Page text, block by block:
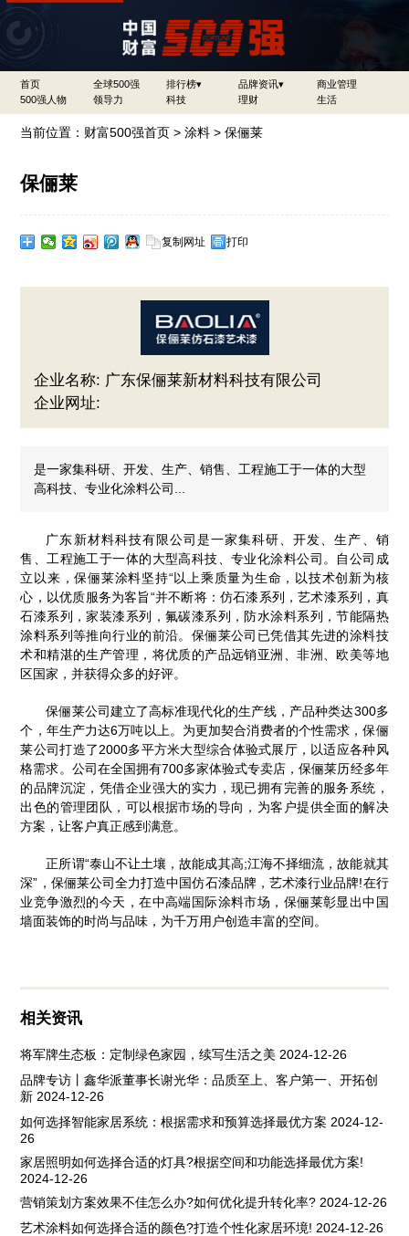
首页 全球500强 排行榜▾ 品牌资讯▾
商业管理
500强人物
领导力 科技 理财 生活
当前位置： 财富500强首页 >涂料 > 保俪莱
保俪莱
复制网址 打印
企业名称: 广东保俪莱新材料科技有限公司
企业网址:
是一家集科研、开发、生产、销售、工程施工于一体的大型
高科技、专业化涂料公司...
广东新材料科技有限公司是一家集科研、开发、生产、销
售、工程施工于一体的大型高科技、专业化涂料公司。自公司成
立以来，保俪莱涂料坚持“以上乘质量为生命，以技术创新为核
心，以优质服务为客旨“并不断将：仿石漆系列，艺术漆系列，真
石漆系列，家装漆系列，氟碳漆系列，防水涂料系列，节能隔热
涂料系列等推向行业的前沿。保俪莱公司已凭借其先进的涂料技
术和精湛的生产管理，将优质的产品远销亚洲、非洲、欧美等地
区国家，并获得众多的好评。
保俪莱公司建立了高标准现代化的生产线，产品种类达300多
个，年生产力达6万吨以上。为更加契合消费者的个性需求，保俪
莱公司打造了2000多平方米大型综合体验式展厅，以适应各种风
格需求。公司在全国拥有700多家体验式专卖店，保俪莱历经多年
的品牌沉淀，凭借企业强大的实力，现已拥有完善的服务系统，
出色的管理团队，可以根据市场的导向，为客户提供全面的解决
方案，让客户真正感到满意。
正所谓“泰山不让土壤，故能成其高;江海不择细流，故能就其
深”，保俪莱公司全力打造中国仿石漆品牌，艺术漆行业品牌!在行
业竞争激烈的今天，在中高端国际涂料市场，保俪莱彰显出中国
墙面装饰的时尚与品味，为千万用户创造丰富的空间。
相关资讯
将军牌生态板：定制绿色家园，续写生活之美 2024-12-26
品牌专访丨鑫华派董事长谢光华：品质至上、客户第一、开拓创
新 2024-12-26
如何选择智能家居系统：根据需求和预算选择最优方案 2024-12-
26
家居照明如何选择合适的灯具?根据空间和功能选择最优方案!
2024-12-26
营销策划方案效果不佳怎么办?如何优化提升转化率? 2024-12-26
艺术涂料如何选择合适的颜色?打造个性化家居环境! 2024-12-26